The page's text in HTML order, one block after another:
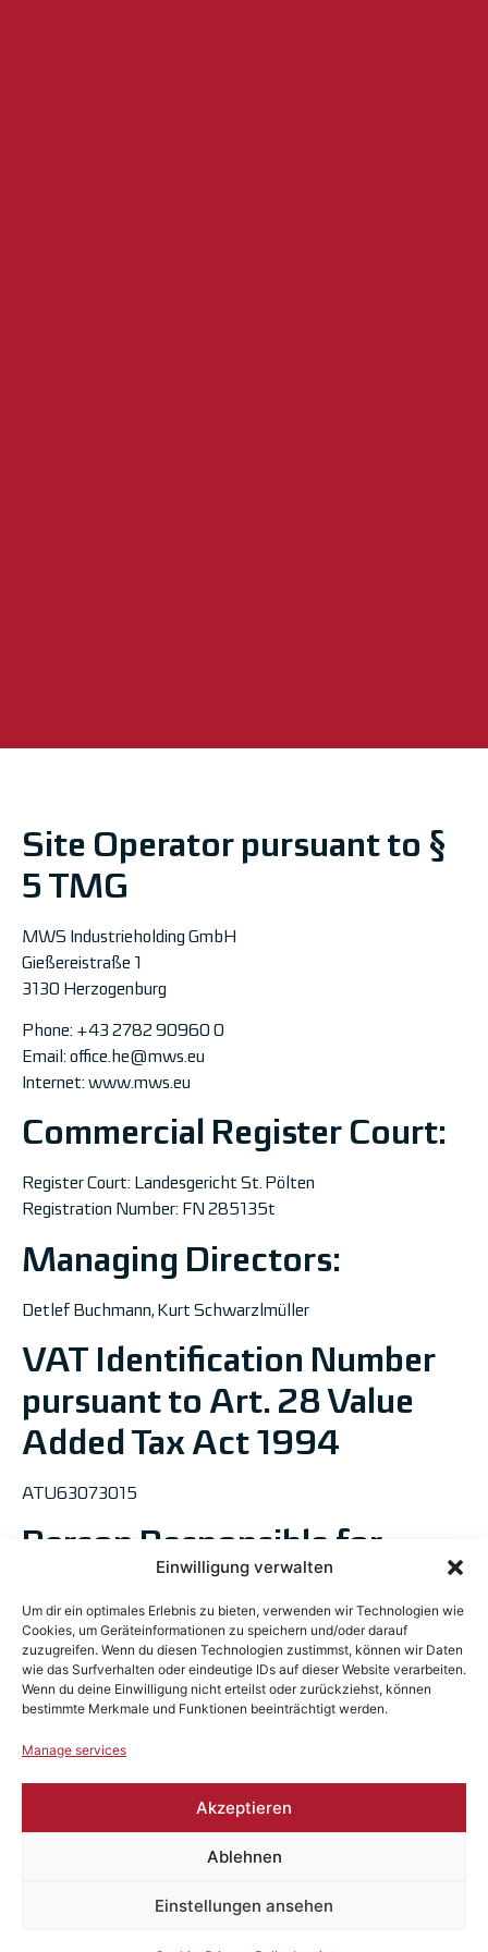
Einwilligung verwalten
Um dir ein optimales Erlebnis zu bieten, verwenden wir Technologien wie
Cookies, um Geräteinformationen zu speichern und/oder darauf
zuzugreifen. Wenn du diesen Technologien zustimmst, können wir Daten
wie das Surfverhalten oder eindeutige IDs auf dieser Website verarbeiten.
Wenn du deine Einwilligung nicht erteilst oder zurückziehst, können
bestimmte Merkmale und Funktionen beeinträchtigt werden.
Manage services
Akzeptieren
Ablehnen
Einstellungen ansehen
Site Operator pursuant to §
5 TMG
MWS Industrieholding GmbH
Gießereistraße 1
3130 Herzogenburg
Phone: +43 2782 90960 0
Email: office.he@mws.eu
Internet:www.mws.eu
Commercial Register Court:
Register Court: Landesgericht St. Pölten
Registration Number: FN 285135t
Managing Directors:
Detlef Buchmann, Kurt Schwarzlmüller
VAT Identification Number
pursuant to Art. 28 Value
Added Tax Act 1994
ATU63073015
Person Responsible for
Content pursuant to § 55
Para. 2 RStV:
Kurt Schwarzlmüller
(Address as above)
Image Credits
MWS Industrieholding GmbH